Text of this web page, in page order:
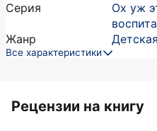
Серия
Ох уж
Жанр
Все характеристики
Рецензии на книгу